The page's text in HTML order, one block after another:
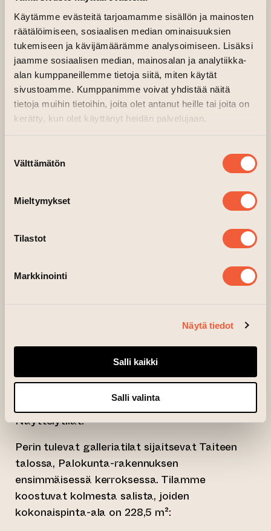
Käytämme evästeitä tarjoamamme sisällön ja mainosten
räätälöimiseen, sosiaalisen median ominaisuuksien
tukemiseen ja kävijämäärämme analysoimiseen. Lisäksi
jaamme sosiaalisen median, mainosalan ja analytiikka-
alan kumppaneillemme tietoja siitä, miten käytät
sivustoamme. Kumppanimme voivat yhdistää näitä
tietoja muihin tietoihin, joita olet antanut heille tai joita on
kerätty, kun olet käyttänyt heidän palvelujaan.
valinta
Välttämätön
Mieltymykset
Tilastot
Markkinointi
Näytä tiedot
Salli kaikki
Salli valinta
Työskentelemme pitkäjänteisesti sen eteen,
että taiteilijoille olisi tarjolla yhdenvertaiset ja
kestävät mahdollisuudet toteuttaa näyttelyitä
ja kohdata yleisöjä. Peri ei peri
näyttelyvuokraa Kilta Galleriasta ja
maksamme jokaiselle näytteilleasettajalle
näyttelypalkkion. Taiteilijat ovat osa
tukea sekä turvallisen ja kannustavan
Valokuvakeskus Perin näyttelyt Kilta
koostuu tehtävään kutsutuista
taiteilija ja kirjoittaja Shia Rówan Conlon,
valokuvataiteilija Johanna Naukkarinen ja
taiteilija Kari Soinio.
Haussa on yhteensä kolme noin seitsemän
viikon mittaista näyttelyjaksoa. Näyttelyaikaa
haetaan sähköisellä lomakkeella, johon
liitetään näyttelyehdotus teosnäytteineen
(PDF, alle 50 MiB) sekä ansioluettelo.
Näyttelytilat:
Perin tulevat galleriatilat sijaitsevat Taiteen
talossa, Palokunta-rakennuksen
ensimmäisessä kerroksessa. Tilamme
koostuvat kolmesta salista, joiden
kokonaispinta-ala on 228,5 m²: